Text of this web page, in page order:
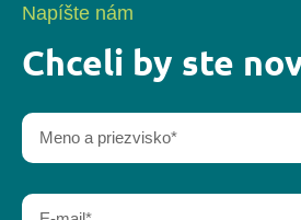
Napíšte nám
Chceli by ste